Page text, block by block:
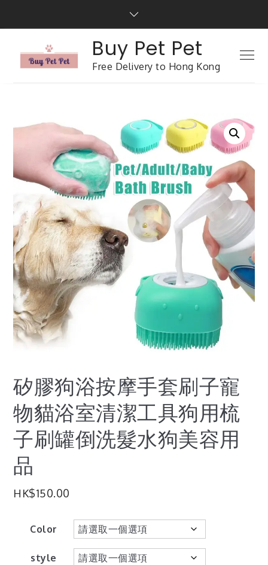
Buy Pet Pet
Free Delivery to Hong Kong
矽膠狗浴按摩手套刷子寵
物貓浴室清潔工具狗用梳
子刷罐倒洗髮水狗美容用
品
HK$150.00
Color
style